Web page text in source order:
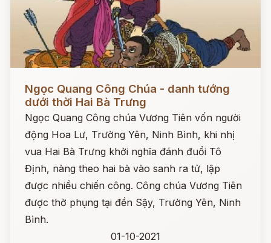
Ngọc Quang Công Chúa - danh tướng
dưới thời Hai Bà Trưng
Ngọc Quang Công chúa Vương Tiên vốn người
động Hoa Lư, Trường Yên, Ninh Bình, khi nhị
vua Hai Bà Trưng khởi nghĩa đánh đuổi Tô
Định, nàng theo hai bà vào sanh ra tử, lập
được nhiều chiến công. Công chúa Vương Tiên
được thờ phụng tại đền Sậy, Trường Yên, Ninh
Bình.
01-10-2021